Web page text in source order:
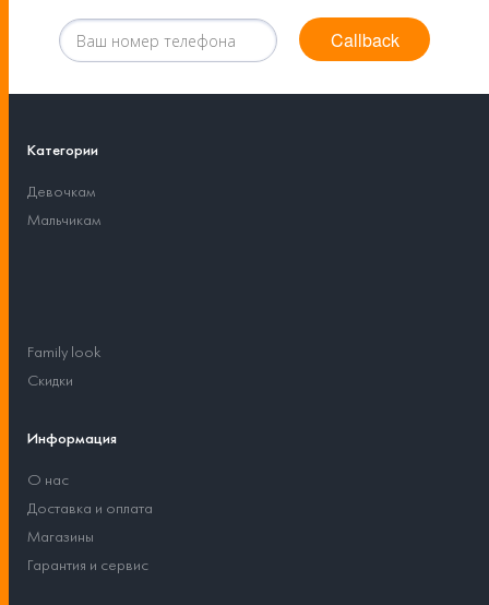
Callback
Категории
Девочкам
Мальчикам
Family look
Скидки
Информация
О нас
Доставка и оплата
Магазины
Гарантия и сервис